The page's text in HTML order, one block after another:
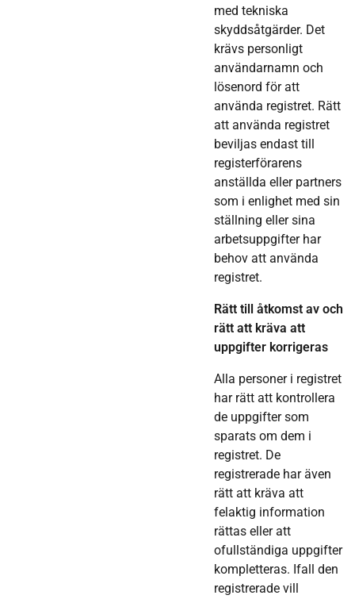
med tekniska
skyddsåtgärder. Det
krävs personligt
användarnamn och
lösenord för att
använda registret. Rätt
att använda registret
beviljas endast till
registerförarens
anställda eller partners
som i enlighet med sin
ställning eller sina
arbetsuppgifter har
behov att använda
registret.
Rätt till åtkomst av och
rätt att kräva att
uppgifter korrigeras
Alla personer i registret
har rätt att kontrollera
de uppgifter som
sparats om dem i
registret. De
registrerade har även
rätt att kräva att
felaktig information
rättas eller att
ofullständiga uppgifter
kompletteras. Ifall den
registrerade vill